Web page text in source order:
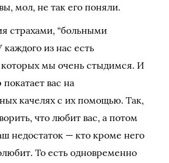
мол, не так его поняли.
страхами, “больными
каждого из нас есть
которых мы очень стыдимся. И
вас на
качелях с их помощью. Так,
что любит вас, а потом
недостаток — кто кроме него
То есть одновременно